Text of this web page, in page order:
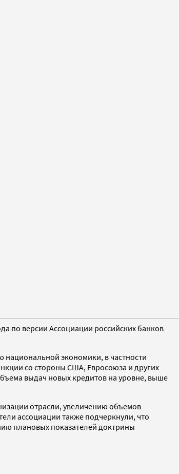
по версии Ассоциации российских банков
экономики, в частности
со стороны США, Евросоюза и других
выдач новых кредитов на уровне, выше
отрасли, увеличению объемов
ассоциации также подчеркнули, что
плановых показателей доктрины